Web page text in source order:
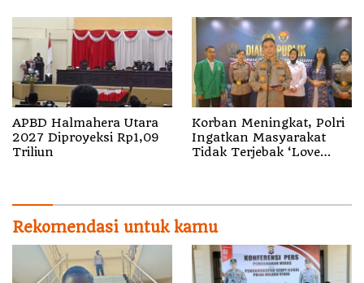
Penguatan Royalti
Dukono
APBD Halmahera Utara
2027 Diproyeksi Rp1,09
Triliun
Korban Meningkat, Polri
Ingatkan Masyarakat
Tidak Terjebak ‘Love
Rekomendasi untuk kamu